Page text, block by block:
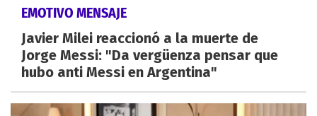
EMOTIVO MENSAJE
Javier Milei reaccionó a la muerte de
Jorge Messi: "Da vergüenza pensar que
hubo anti Messi en Argentina"